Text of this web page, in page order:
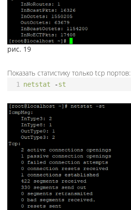
рис. 19
Показать статистику только tcp портов:
1 netstat -st